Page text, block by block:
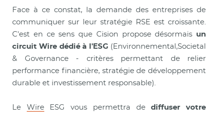
Face à ce constat, la demande des entreprises de
communiquer sur leur stratégie RSE est croissante.
C'est en ce sens que Cision propose désormais un
circuit Wire dédié à l'ESG (Environnemental,Societal
& Governance - critères permettant de relier
performance financière, stratégie de développement
durable et investissement responsable).
Le WireESG vous permettra dediffuser votre